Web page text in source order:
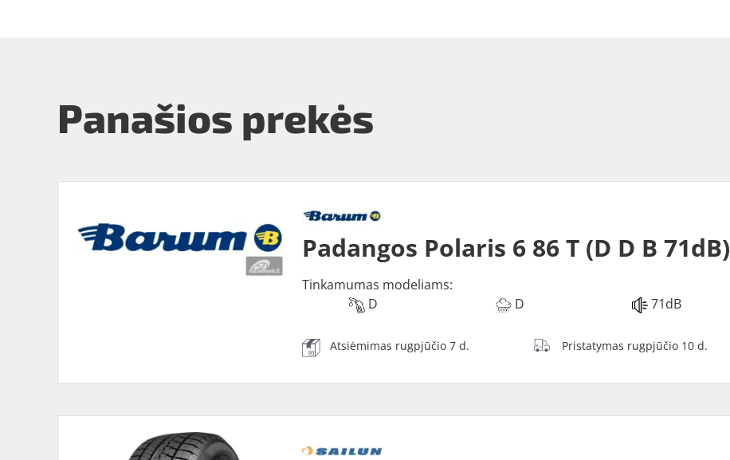
Panašios prekės
Padangos Polaris 6 86 T (D D B 71dB)
Tinkamumas modeliams:
D
D 71dB
Atsiėmimas rugpjūčio 7 d. Pristatymas rugpjūčio 10 d.